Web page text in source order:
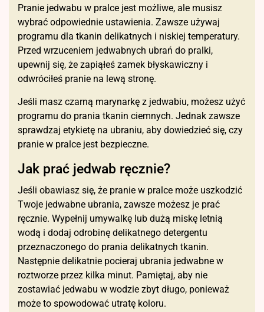
Pranie jedwabu w pralce jest możliwe, ale musisz
wybrać odpowiednie ustawienia. Zawsze używaj
programu dla tkanin delikatnych i niskiej temperatury.
Przed wrzuceniem jedwabnych ubrań do pralki,
upewnij się, że zapiąłeś zamek błyskawiczny i
odwróciłeś pranie na lewą stronę.
Jeśli masz czarną marynarkę z jedwabiu, możesz użyć
programu do prania tkanin ciemnych. Jednak zawsze
sprawdzaj etykietę na ubraniu, aby dowiedzieć się, czy
pranie w pralce jest bezpieczne.
Jak prać jedwab ręcznie?
Jeśli obawiasz się, że pranie w pralce może uszkodzić
Twoje jedwabne ubrania, zawsze możesz je prać
ręcznie. Wypełnij umywalkę lub dużą miskę letnią
wodą i dodaj odrobinę delikatnego detergentu
przeznaczonego do prania delikatnych tkanin.
Następnie delikatnie pocieraj ubrania jedwabne w
roztworze przez kilka minut. Pamiętaj, aby nie
zostawiać jedwabu w wodzie zbyt długo, ponieważ
może to spowodować utratę koloru.